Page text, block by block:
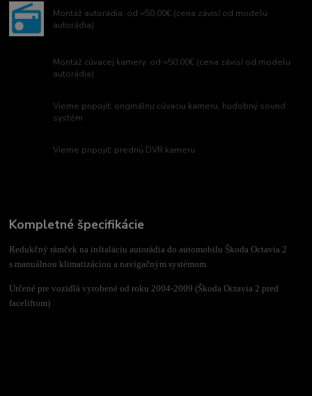
Montáž autorádia: od =50,00€ (cena závisí od modelu
autorádia)
Montáž cúvacej kamery: od =50,00€ (cena závisí od modelu
autorádia)
Vieme pripojiť: originálnu cúvaciu kameru, hudobný sound
systém
Vieme pripojiť: prednú DVR kameru
Kompletné špecifikácie
Redukčný rámček na inštaláciu autorádia do automobilu Škoda Octavia 2
s manuálnou klimatizáciou a navigačným systémom.
Určené pre vozidlá vyrobené od roku 2004-2009 (Škoda Octavia 2 pred
faceliftom)